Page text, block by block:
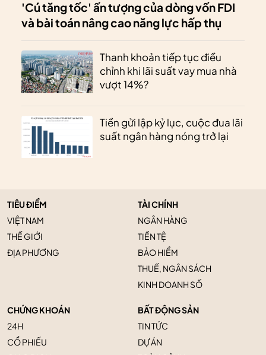
'Cú tăng tốc' ấn tượng của dòng vốn FDI
và bài toán nâng cao năng lực hấp thụ
Thanh khoản tiếp tục điều
chỉnh khi lãi suất vay mua nhà
vượt 14%?
Tiền gửi lập kỷ lục, cuộc đua lãi
suất ngân hàng nóng trở lại
TIÊU ĐIỂM
VIỆT NAM
THẾ GIỚI
ĐỊA PHƯƠNG
TÀI CHÍNH
NGÂN HÀNG
TIỀN TỆ
BẢO HIỂM
THUẾ, NGÂN SÁCH
KINH DOANH SỐ
CHỨNG KHOÁN
24H
CỔ PHIẾU
BẤT ĐỘNG SẢN
TIN TỨC
DỰ ÁN